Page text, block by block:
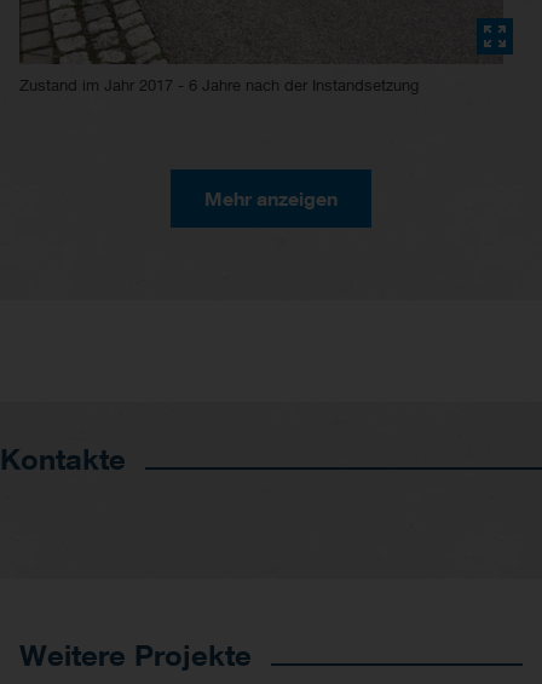
Zustand im Jahr 2017 - 6 Jahre nach der Instandsetzung
Mehr anzeigen
Kontakte
Weitere Projekte